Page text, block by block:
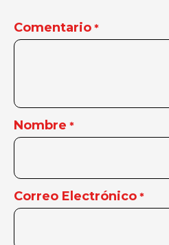
Comentario *
Nombre *
Correo Electrónico *